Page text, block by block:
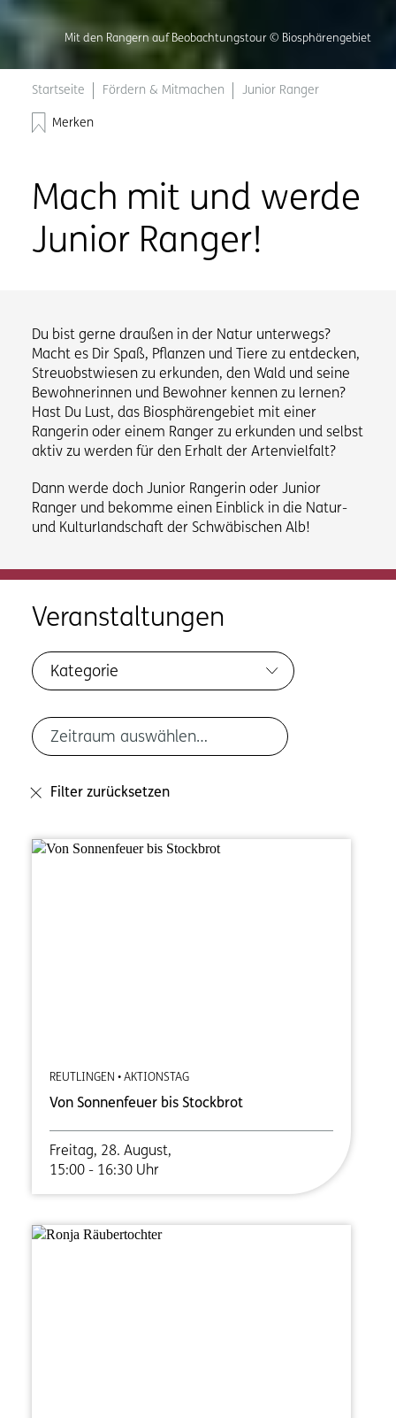
Mit den Rangern auf Beobachtungstour © Biosphärengebiet
Startseite Fördern & Mitmachen Junior Ranger
Merken
Mach mit und werde
Junior Ranger!
Du bist gerne draußen in der Natur unterwegs?
Macht es Dir Spaß, Pflanzen und Tiere zu entdecken,
Streuobstwiesen zu erkunden, den Wald und seine
Bewohnerinnen und Bewohner kennen zu lernen?
Hast Du Lust, das Biosphärengebiet mit einer
Rangerin oder einem Ranger zu erkunden und selbst
aktiv zu werden für den Erhalt der Artenvielfalt?
Dann werde doch Junior Rangerin oder Junior
Ranger und bekomme einen Einblick in die Natur-
und Kulturlandschaft der Schwäbischen Alb!
Veranstaltungen
Filter zurücksetzen
REUTLINGEN • AKTIONSTAG
Von Sonnenfeuer bis Stockbrot
Freitag, 28. August,
15:00 - 16:30 Uhr